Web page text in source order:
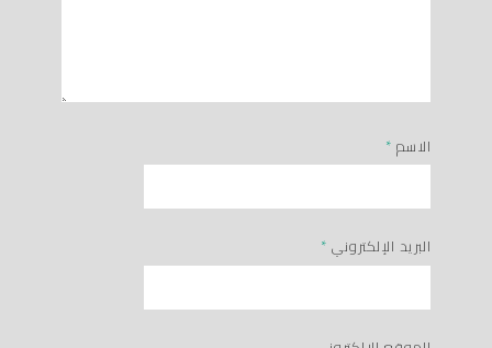
الاسم *
البريد الإلكتروني *